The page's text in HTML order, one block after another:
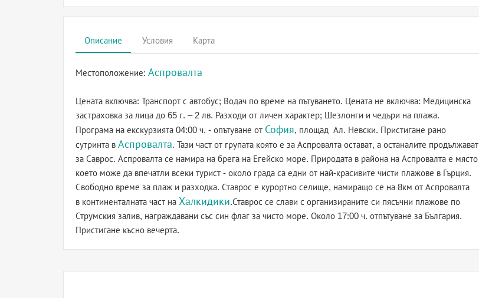
Описание Условия Карта
Местоположение: Аспровалта
Цената включва: Транспорт с автобус; Водач по време на пътуването. Цената не включва: Медицинска
застраховка за лица до 65 г. – 2 лв. Разходи от личен характер; Шезлонги и чедъри на плажа.
Програма на екскурзията 04:00 ч. - опътуване от София, площад Ал. Невски. Пристигане рано
сутринта в Аспровалта. Тази част от групата която е за Аспровалта остават, а останалите продължават
за Саврос. Аспровалта се намира на брега на Егейско море. Природата в района на Аспровалта е място
което може да впечатли всеки турист - около града са едни от най-красивите чисти плажове в Гърция.
Свободно време за плаж и разходка. Ставрос е курортно селище, намиращо се на 8км от Аспровалта
в континенталната част на Халкидики.Ставрос се слави с организираните си пясъчни плажове по
Струмския залив, награждавани със син флаг за чисто море. Около 17:00 ч. отпътуване за България.
Пристигане късно вечерта.